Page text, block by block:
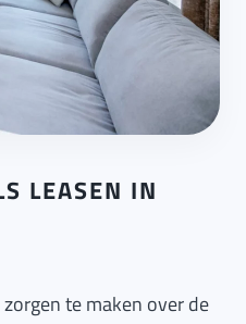
LEASEN IN
te maken over de